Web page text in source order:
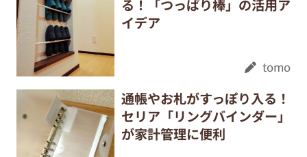
る！「つっぱり棒」の活用ア
イデア
tomo
通帳やお札がすっぽり入る！
セリア「リングバインダー」
が家計管理に便利